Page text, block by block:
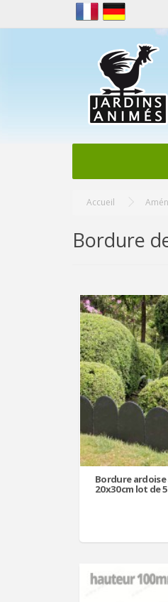
Accueil
Bordure
Bordure
20x30cm lot de 5